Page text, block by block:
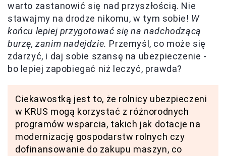
warto zastanowić się nad przyszłością. Nie
stawajmy na drodze nikomu, w tym sobie! W
końcu lepiej przygotować się na nadchodzącą
burzę, zanim nadejdzie. Przemyśl, co może się
zdarzyć, i daj sobie szansę na ubezpieczenie -
bo lepiej zapobiegać niż leczyć, prawda?
Ciekawostką jest to, że rolnicy ubezpieczeni
w KRUS mogą korzystać z różnorodnych
programów wsparcia, takich jak dotacje na
modernizację gospodarstw rolnych czy
dofinansowanie do zakupu maszyn, co